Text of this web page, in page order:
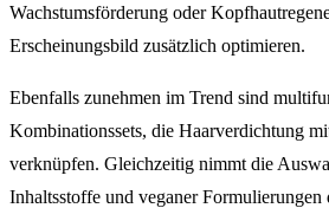
Wachstumsförderung oder
Erscheinungsbild zusätzlich optimieren.
Ebenfalls zunehmen im Trend sind
Kombinationssets, die Haarverdichtung
verknüpfen. Gleichzeitig nimmt die
Inhaltsstoffe und veganer Formulierungen